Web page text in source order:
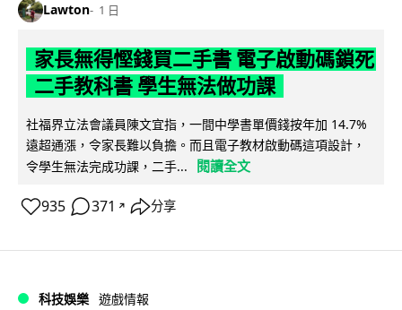
Lawton 1 日
家長無得慳錢買二手書 電子啟動碼鎖死
二手教科書 學生無法做功課
社福界立法會議員陳文宜指，一間中學書單價錢按年加 14.7%
遠超通漲，令家長難以負擔。而且電子教材啟動碼這項設計，
令學生無法完成功課，二手...
閱讀全文
935 371 ↗ 分享
科技娛樂 遊戲情報